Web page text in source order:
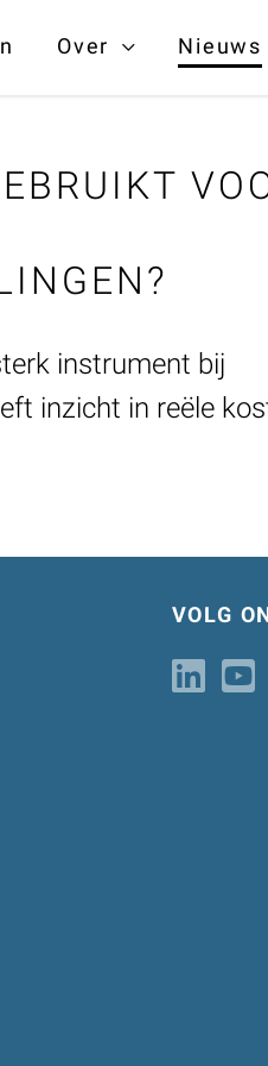
Over Nieuws
instrument bij
inzicht in reële
VOLG